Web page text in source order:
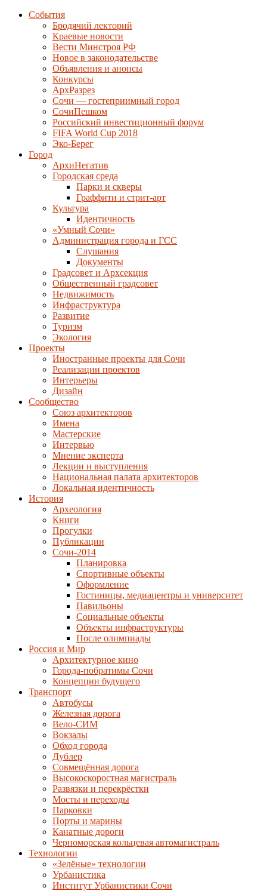
События
Бродячий лекторий
Краевые новости
Вести Минстроя РФ
Новое в законодательстве
Объявления и анонсы
Конкурсы
АрхРазрез
Сочи — гостеприимный город
СочиПешком
Российский инвестиционный форум
FIFA World Cup 2018
Эко-Берег
Город
АрхиНегатив
Городская среда
Парки и скверы
Граффити и стрит-арт
Культура
Идентичность
«Умный Сочи»
Администрация города и ГСС
Слушания
Документы
Градсовет и Архсекция
Общественный градсовет
Недвижимость
Инфраструктура
Развитие
Туризм
Экология
Проекты
Иностранные проекты для Сочи
Реализации проектов
Интерьеры
Дизайн
Сообщество
Союз архитекторов
Имена
Мастерские
Интервью
Мнение эксперта
Лекции и выступления
Национальная палата архитекторов
Локальная идентичность
История
Археология
Книги
Прогулки
Публикации
Сочи-2014
Планировка
Спортивные объекты
Оформление
Гостиницы, медиацентры и университет
Павильоны
Социальные объекты
Объекты инфраструктуры
После олимпиады
Россия и Мир
Архитектурное кино
Города-побратимы Сочи
Концепции будущего
Транспорт
Автобусы
Железная дорога
Вело-СИМ
Вокзалы
Обход города
Дублер
Совмещённая дорога
Высокоскоростная магистраль
Развязки и перекрёстки
Мосты и переходы
Парковки
Порты и марины
Канатные дороги
Черноморская кольцевая автомагистраль
Технологии
«Зелёные» технологии
Урбанистика
Институт Урбанистики Сочи